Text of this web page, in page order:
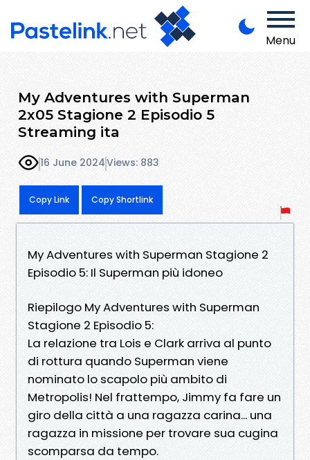
Menu
My Adventures with Superman
2x05 Stagione 2 Episodio 5
Streaming ita
16 June 2024Views: 883
Copy Link Copy Shortlink
My Adventures with Superman Stagione 2
Episodio 5: Il Superman più idoneo
Riepilogo My Adventures with Superman
Stagione 2 Episodio 5:
La relazione tra Lois e Clark arriva al punto
di rottura quando Superman viene
nominato lo scapolo più ambito di
Metropolis! Nel frattempo, Jimmy fa fare un
giro della città a una ragazza carina... una
ragazza in missione per trovare sua cugina
scomparsa da tempo.